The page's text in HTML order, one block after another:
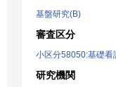
基盤研究(B)
審査区分
小区分58050:基礎看
研究機関